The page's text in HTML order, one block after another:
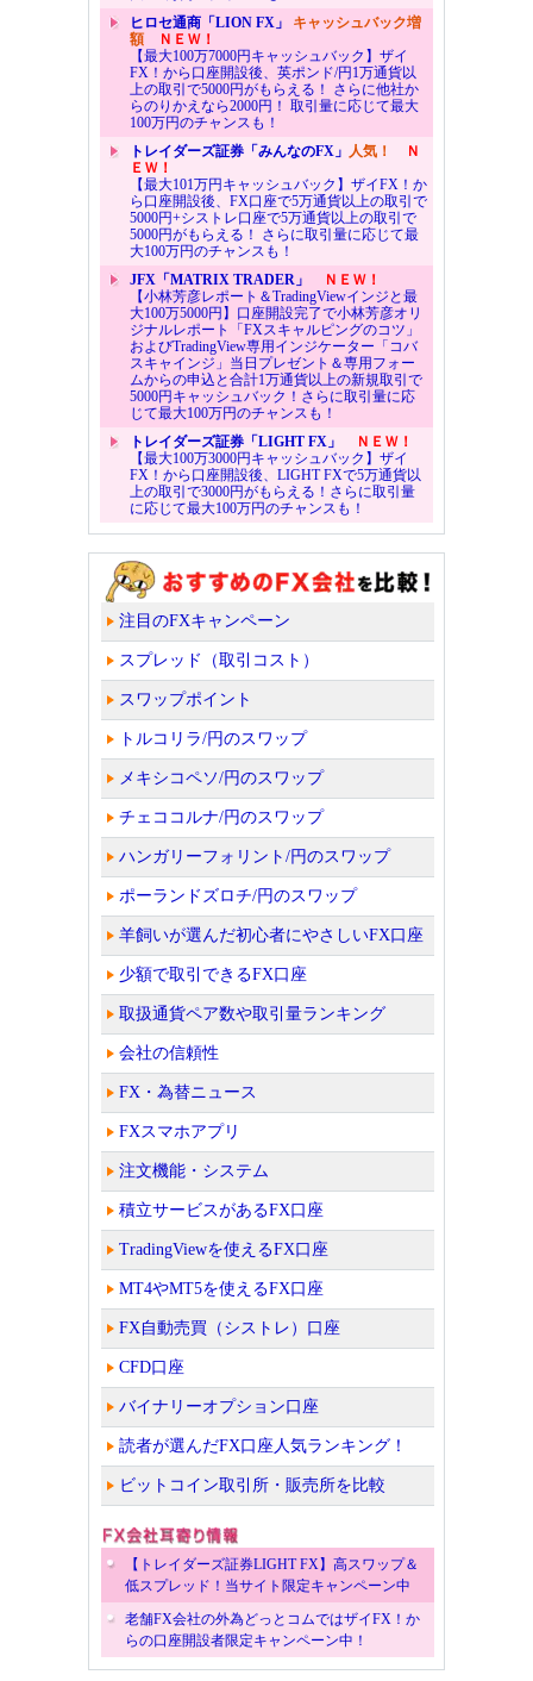
ヒロセ通商「LION FX」 キャッシュバック増
額ＮＥＷ！
【最大100万7000円キャッシュバック】ザイ
FX！から口座開設後、英ポンド/円1万通貨以
上の取引で5000円がもらえる！ さらに他社か
らのりかえなら2000円！ 取引量に応じて最大
100万円のチャンスも！
トレイダーズ証券「みんなのFX」 人気！
Ｎ
ＥＷ！
【最大101万円キャッシュバック】ザイFX！か
ら口座開設後、FX口座で5万通貨以上の取引で
5000円+シストレ口座で5万通貨以上の取引で
5000円がもらえる！ さらに取引量に応じて最
大100万円のチャンスも！
JFX「MATRIX TRADER」
ＮＥＷ！
【小林芳彦レポート＆TradingViewインジと最
大100万5000円】口座開設完了で小林芳彦オリ
ジナルレポート「FXスキャルピングのコツ」
およびTradingView専用インジケーター「コバ
スキャインジ」当日プレゼント＆専用フォー
ムからの申込と合計1万通貨以上の新規取引で
5000円キャッシュバック！さらに取引量に応
じて最大100万円のチャンスも！
トレイダーズ証券「LIGHT FX」
ＮＥＷ！
【最大100万3000円キャッシュバック】ザイ
FX！から口座開設後、LIGHT FXで5万通貨以
上の取引で3000円がもらえる！さらに取引量
に応じて最大100万円のチャンスも！
注目のFXキャンペーン
スプレッド（取引コスト）
スワップポイント
トルコリラ/円のスワップ
メキシコペソ/円のスワップ
チェココルナ/円のスワップ
ハンガリーフォリント/円のスワップ
ポーランドズロチ/円のスワップ
羊飼いが選んだ初心者にやさしいFX口座
少額で取引できるFX口座
取扱通貨ペア数や取引量ランキング
会社の信頼性
FX・為替ニュース
FXスマホアプリ
注文機能・システム
積立サービスがあるFX口座
TradingViewを使えるFX口座
MT4やMT5を使えるFX口座
FX自動売買（シストレ）口座
CFD口座
バイナリーオプション口座
読者が選んだFX口座人気ランキング！
ビットコイン取引所・販売所を比較
【トレイダーズ証券LIGHT FX】高スワップ＆
低スプレッド！当サイト限定キャンペーン中
老舗FX会社の外為どっとコムではザイFX！か
らの口座開設者限定キャンペーン中！